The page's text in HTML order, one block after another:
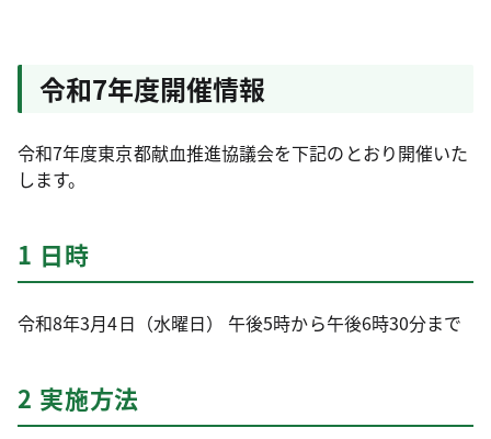
令和7年度開催情報
令和7年度東京都献血推進協議会を下記のとおり開催いた
します。
1 日時
令和8年3月4日（水曜日） 午後5時から午後6時30分まで
2 実施方法